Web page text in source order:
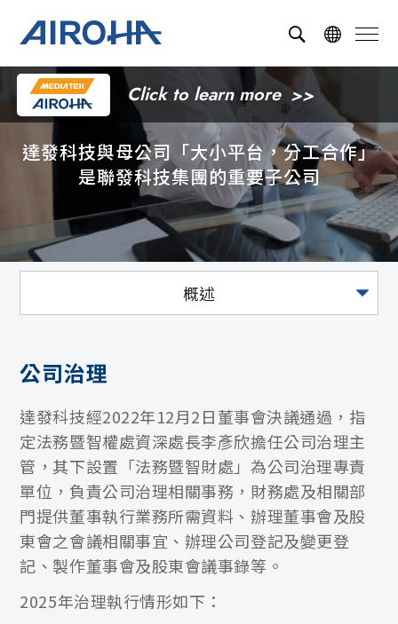
Click to learn more
達發科技與母公司「大小平台，分工合作」
是聯發科技集團的重要子公司
概述
公司治理
達發科技經2022年12月2日董事會決議通過，指
定法務暨智權處資深處長李彥欣擔任公司治理主
管，其下設置「法務暨智財處」為公司治理專責
單位，負責公司治理相關事務，財務處及相關部
門提供董事執行業務所需資料、辦理董事會及股
東會之會議相關事宜、辦理公司登記及變更登
記、製作董事會及股東會議事錄等。
2025年治理執行情形如下：